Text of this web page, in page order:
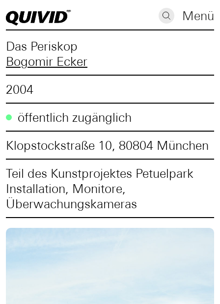
Menü
Das Periskop
Bogomir Ecker
2004
öffentlich zugänglich
Klopstockstraße 10, 80804 München
Teil des Kunstprojektes Petuelpark
Installation, Monitore,
Überwachungskameras